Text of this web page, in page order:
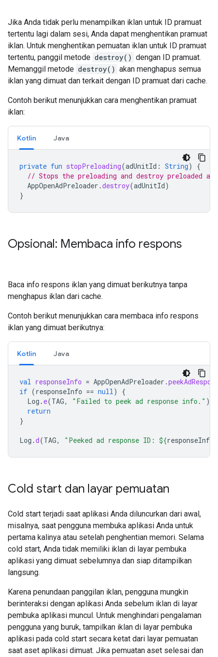
Jika Anda tidak perlu menampilkan iklan untuk ID pramuat
tertentu lagi dalam sesi, Anda dapat menghentikan pramuat
iklan. Untuk menghentikan pemuatan iklan untuk ID pramuat
tertentu, panggil metode destroy() dengan ID pramuat.
Memanggil metode destroy() akan menghapus semua
iklan yang dimuat dan terkait dengan ID pramuat dari cache.
Contoh berikut menunjukkan cara menghentikan pramuat
iklan:
Kotlin Java
private fun stopPreloading(adUnitId : String)
{
// Stops the preloading and destroy preloaded
AppOpenAdPreloader .destroy(adUnitId)
}
Opsional: Membaca info respons
Baca info respons iklan yang dimuat berikutnya tanpa
menghapus iklan dari cache.
Contoh berikut menunjukkan cara membaca info respons
iklan yang dimuat berikutnya:
Kotlin Java
val responseInfo = AppOpenAdPreloader .
if (responseInfo == null)
{
Log . e(TAG, "Failed to peek ad response info." )
return
}
Log .d(TAG, "Peeked ad response ID: ${responseInfo
Cold start dan layar pemuatan
Cold start terjadi saat aplikasi Anda diluncurkan dari awal,
misalnya, saat pengguna membuka aplikasi Anda untuk
pertama kalinya atau setelah penghentian memori. Selama
cold start, Anda tidak memiliki iklan di layar pembuka
aplikasi yang dimuat sebelumnya dan siap ditampilkan
langsung.
Karena penundaan panggilan iklan, pengguna mungkin
berinteraksi dengan aplikasi Anda sebelum iklan di layar
pembuka aplikasi muncul. Untuk menghindari pengalaman
pengguna yang buruk, tampilkan iklan di layar pembuka
aplikasi pada cold start secara ketat dari layar pemuatan
saat aset aplikasi dimuat. Jika pemuatan aset selesai dan